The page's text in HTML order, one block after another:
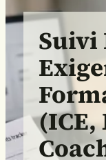
Suivi
(ICE,